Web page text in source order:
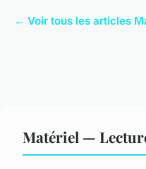
← Voir tous les articles
Matériel —